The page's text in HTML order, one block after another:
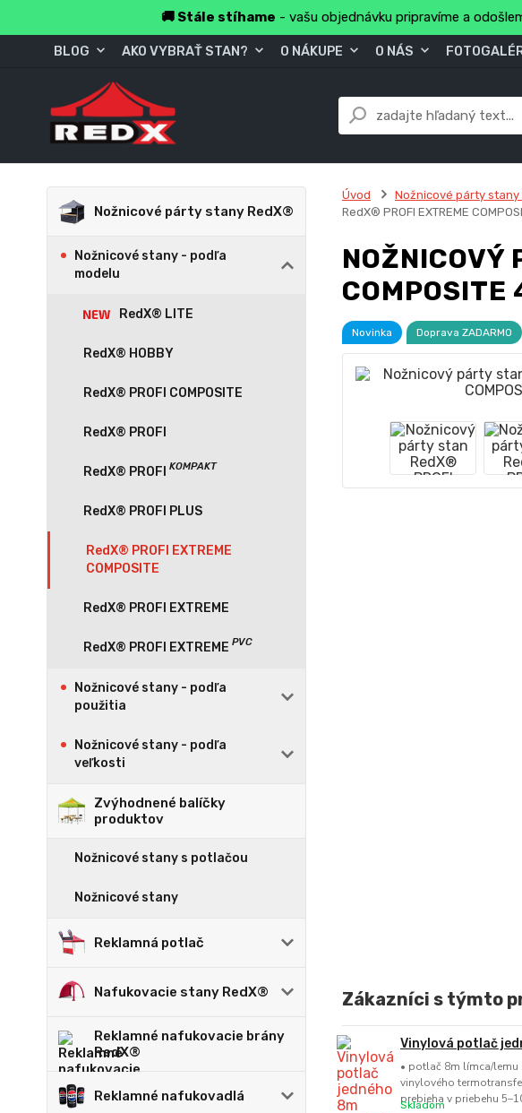
🚚 Stále stíhame - vašu objednávku pripravíme a
BLOG AKO VYBRAŤ STAN? O NÁKUPE O NÁS
Nožnicové párty stany RedX®
Nožnicové stany - podľa
modelu
RedX® LITE
RedX® HOBBY
RedX® PROFI COMPOSITE
RedX® PROFI
RedX® PROFI PLUS
RedX® PROFI EXTREME
COMPOSITE
RedX® PROFI EXTREME
Nožnicové stany - podľa
použitia
Nožnicové stany - podľa
veľkosti
Zvýhodnené balíčky
produktov
Nožnicové stany s potlačou
Nožnicové stany
Reklamná potlač
Nafukovacie stany RedX®
Reklamné nafukovacie brány
RedX®
Reklamné nafukovadlá
Úvod Nožnicové párty stany
RedX® PROFI EXTREME
NOŽNICOVÝ
COMPOSITE
Novinka Doprava ZADARMO
Zákazníci s týmto
Vinylová potlač
• potlač 8m límca/
vinylového
prebieha v priebehu
Skladom